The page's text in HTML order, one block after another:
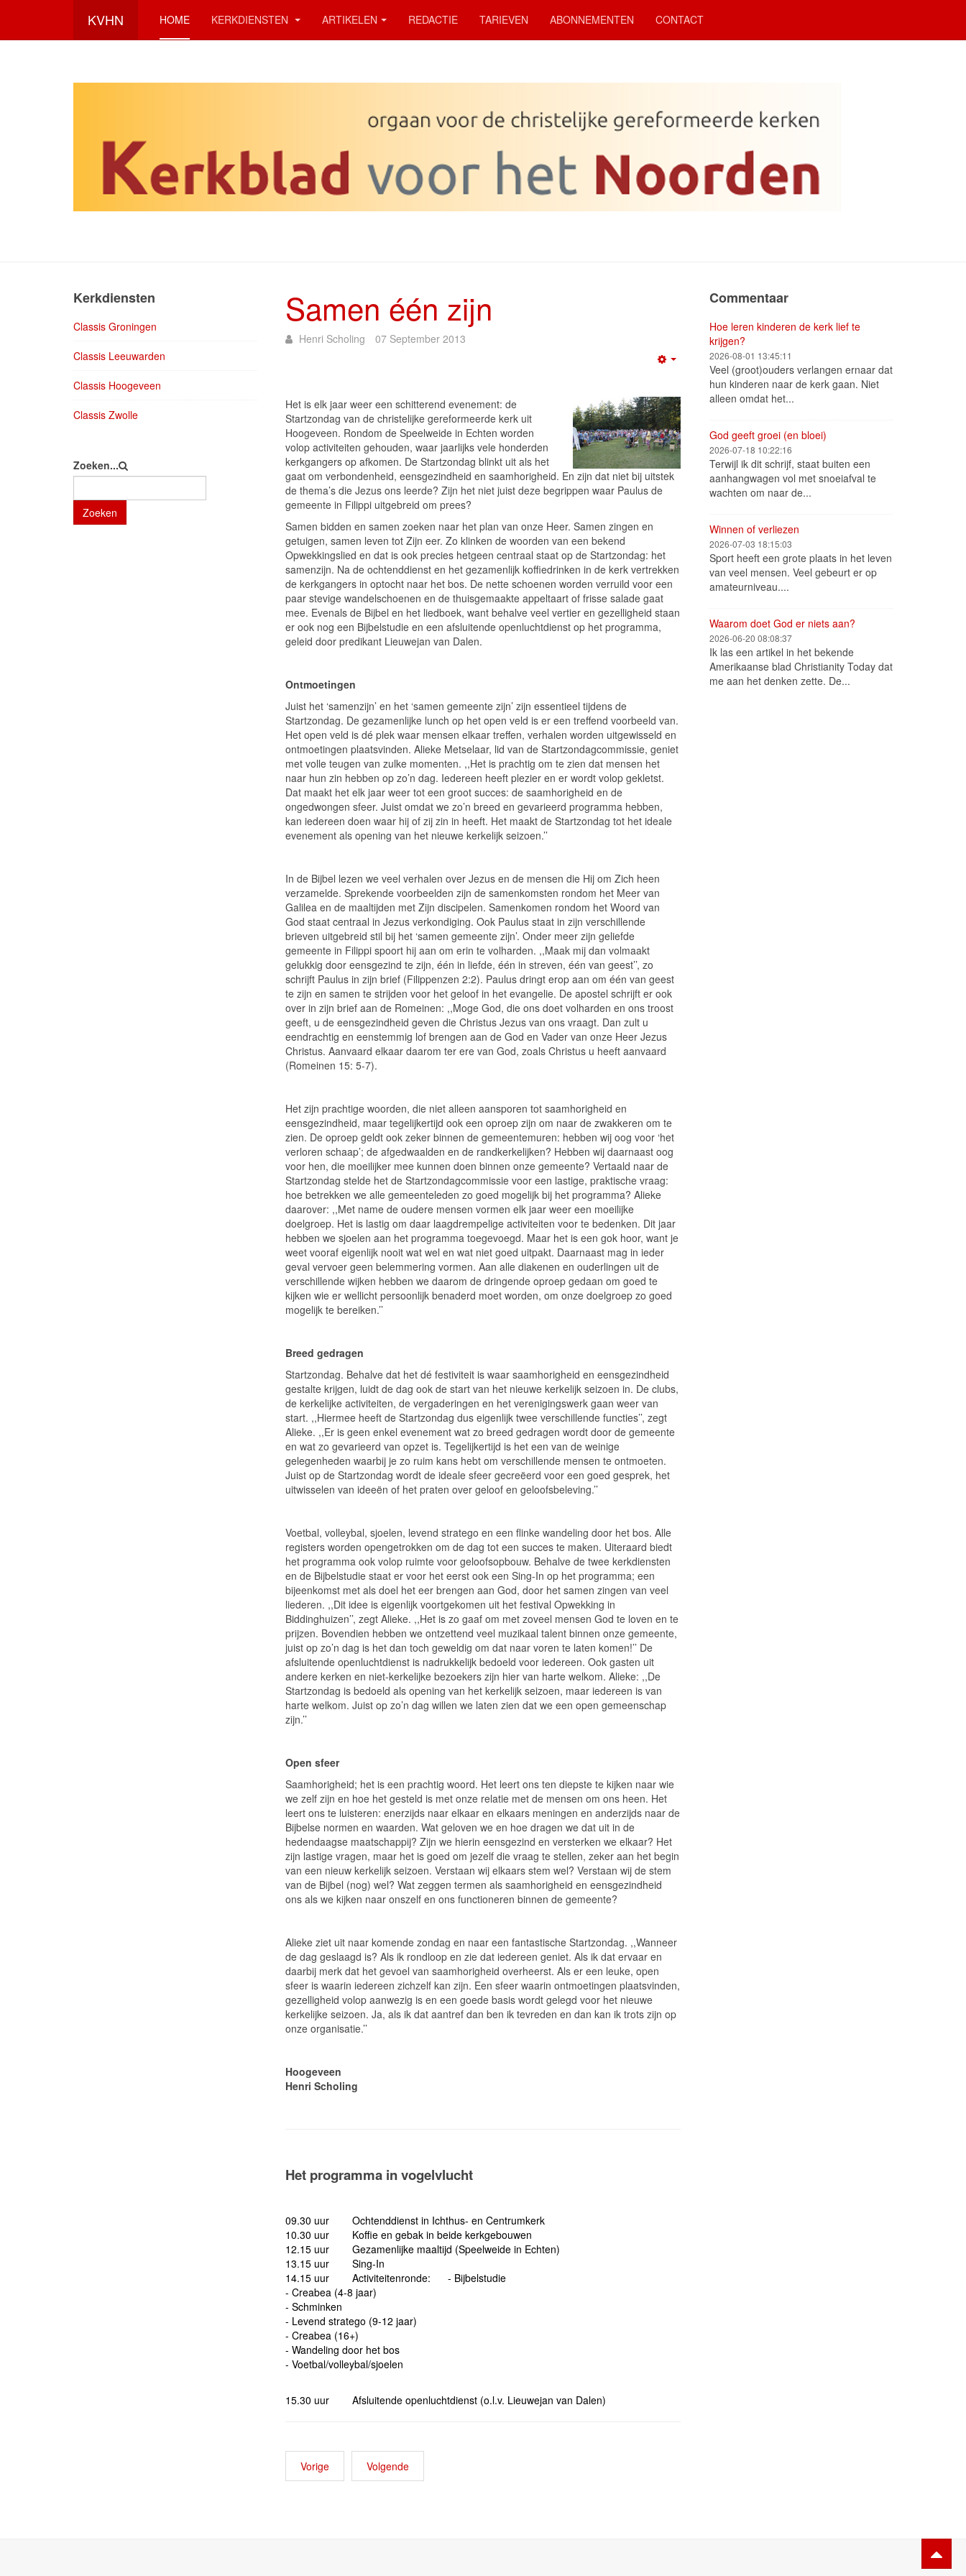
KVHN HOME KERKDIENSTEN ARTIKELEN REDACTIE TARIEVEN ABONNEMENTEN CONTACT
Samen één zijn
Henri Scholing 07 September 2013
Het is elk jaar weer een schitterend evenement: de
Startzondag van de christelijke gereformeerde kerk uit
Hoogeveen. Rondom de Speelweide in Echten worden
volop activiteiten gehouden, waar jaarlijks vele honderden
kerkgangers op afkomen. De Startzondag blinkt uit als het
gaat om verbondenheid, eensgezindheid en saamhorigheid. En zijn dat niet bij uitstek
de thema’s die Jezus ons leerde? Zijn het niet juist deze begrippen waar Paulus de
gemeente in Filippi uitgebreid om prees?
Samen bidden en samen zoeken naar het plan van onze Heer. Samen zingen en
getuigen, samen leven tot Zijn eer. Zo klinken de woorden van een bekend
Opwekkingslied en dat is ook precies hetgeen centraal staat op de Startzondag: het
samenzijn. Na de ochtenddienst en het gezamenlijk koffiedrinken in de kerk vertrekken
de kerkgangers in optocht naar het bos. De nette schoenen worden verruild voor een
paar stevige wandelschoenen en de thuisgemaakte appeltaart of frisse salade gaat
mee. Evenals de Bijbel en het liedboek, want behalve veel vertier en gezelligheid staan
er ook nog een Bijbelstudie en een afsluitende openluchtdienst op het programma,
geleid door predikant Lieuwejan van Dalen.
Ontmoetingen
Juist het ‘samenzijn’ en het ‘samen gemeente zijn’ zijn essentieel tijdens de
Startzondag. De gezamenlijke lunch op het open veld is er een treffend voorbeeld van.
Het open veld is dé plek waar mensen elkaar treffen, verhalen worden uitgewisseld en
ontmoetingen plaatsvinden. Alieke Metselaar, lid van de Startzondagcommissie, geniet
met volle teugen van zulke momenten. ,,Het is prachtig om te zien dat mensen het
naar hun zin hebben op zo’n dag. Iedereen heeft plezier en er wordt volop gekletst.
Dat maakt het elk jaar weer tot een groot succes: de saamhorigheid en de
ongedwongen sfeer. Juist omdat we zo’n breed en gevarieerd programma hebben,
kan iedereen doen waar hij of zij zin in heeft. Het maakt de Startzondag tot het ideale
evenement als opening van het nieuwe kerkelijk seizoen.’’
In de Bijbel lezen we veel verhalen over Jezus en de mensen die Hij om Zich heen
verzamelde. Sprekende voorbeelden zijn de samenkomsten rondom het Meer van
Galilea en de maaltijden met Zijn discipelen. Samenkomen rondom het Woord van
God staat centraal in Jezus verkondiging. Ook Paulus staat in zijn verschillende
brieven uitgebreid stil bij het ‘samen gemeente zijn’. Onder meer zijn geliefde
gemeente in Filippi spoort hij aan om erin te volharden. ,,Maak mij dan volmaakt
gelukkig door eensgezind te zijn, één in liefde, één in streven, één van geest’’, zo
schrijft Paulus in zijn brief (Filippenzen 2:2). Paulus dringt erop aan om één van geest
te zijn en samen te strijden voor het geloof in het evangelie. De apostel schrijft er ook
over in zijn brief aan de Romeinen: ,,Moge God, die ons doet volharden en ons troost
geeft, u de eensgezindheid geven die Christus Jezus van ons vraagt. Dan zult u
eendrachtig en eenstemmig lof brengen aan de God en Vader van onze Heer Jezus
Christus. Aanvaard elkaar daarom ter ere van God, zoals Christus u heeft aanvaard
(Romeinen 15: 5-7).
Het zijn prachtige woorden, die niet alleen aansporen tot saamhorigheid en
eensgezindheid, maar tegelijkertijd ook een oproep zijn om naar de zwakkeren om te
zien. De oproep geldt ook zeker binnen de gemeentemuren: hebben wij oog voor ‘het
verloren schaap’; de afgedwaalden en de randkerkelijken? Hebben wij daarnaast oog
voor hen, die moeilijker mee kunnen doen binnen onze gemeente? Vertaald naar de
Startzondag stelde het de Startzondagcommissie voor een lastige, praktische vraag:
hoe betrekken we alle gemeenteleden zo goed mogelijk bij het programma? Alieke
daarover: ,,Met name de oudere mensen vormen elk jaar weer een moeilijke
doelgroep. Het is lastig om daar laagdrempelige activiteiten voor te bedenken. Dit jaar
hebben we sjoelen aan het programma toegevoegd. Maar het is een gok hoor, want je
weet vooraf eigenlijk nooit wat wel en wat niet goed uitpakt. Daarnaast mag in ieder
geval vervoer geen belemmering vormen. Aan alle diakenen en ouderlingen uit de
verschillende wijken hebben we daarom de dringende oproep gedaan om goed te
kijken wie er wellicht persoonlijk benaderd moet worden, om onze doelgroep zo goed
mogelijk te bereiken.’’
Breed gedragen
Startzondag. Behalve dat het dé festiviteit is waar saamhorigheid en eensgezindheid
gestalte krijgen, luidt de dag ook de start van het nieuwe kerkelijk seizoen in. De clubs,
de kerkelijke activiteiten, de vergaderingen en het verenigingswerk gaan weer van
start. ,,Hiermee heeft de Startzondag dus eigenlijk twee verschillende functies’’, zegt
Alieke. ,,Er is geen enkel evenement wat zo breed gedragen wordt door de gemeente
en wat zo gevarieerd van opzet is. Tegelijkertijd is het een van de weinige
gelegenheden waarbij je zo ruim kans hebt om verschillende mensen te ontmoeten.
Juist op de Startzondag wordt de ideale sfeer gecreëerd voor een goed gesprek, het
uitwisselen van ideeën of het praten over geloof en geloofsbeleving.’’
Voetbal, volleybal, sjoelen, levend stratego en een flinke wandeling door het bos. Alle
registers worden opengetrokken om de dag tot een succes te maken. Uiteraard biedt
het programma ook volop ruimte voor geloofsopbouw. Behalve de twee kerkdiensten
en de Bijbelstudie staat er voor het eerst ook een Sing-In op het programma; een
bijeenkomst met als doel het eer brengen aan God, door het samen zingen van veel
liederen. ,,Dit idee is eigenlijk voortgekomen uit het festival Opwekking in
Biddinghuizen’’, zegt Alieke. ,,Het is zo gaaf om met zoveel mensen God te loven en te
prijzen. Bovendien hebben we ontzettend veel muzikaal talent binnen onze gemeente,
juist op zo’n dag is het dan toch geweldig om dat naar voren te laten komen!’’ De
afsluitende openluchtdienst is nadrukkelijk bedoeld voor iedereen. Ook gasten uit
andere kerken en niet-kerkelijke bezoekers zijn hier van harte welkom. Alieke: ,,De
Startzondag is bedoeld als opening van het kerkelijk seizoen, maar iedereen is van
harte welkom. Juist op zo’n dag willen we laten zien dat we een open gemeenschap
zijn.’’
Open sfeer
Saamhorigheid; het is een prachtig woord. Het leert ons ten diepste te kijken naar wie
we zelf zijn en hoe het gesteld is met onze relatie met de mensen om ons heen. Het
leert ons te luisteren: enerzijds naar elkaar en elkaars meningen en anderzijds naar de
Bijbelse normen en waarden. Wat geloven we en hoe dragen we dat uit in de
hedendaagse maatschappij? Zijn we hierin eensgezind en versterken we elkaar? Het
zijn lastige vragen, maar het is goed om jezelf die vraag te stellen, zeker aan het begin
van een nieuw kerkelijk seizoen. Verstaan wij elkaars stem wel? Verstaan wij de stem
van de Bijbel (nog) wel? Wat zeggen termen als saamhorigheid en eensgezindheid
ons als we kijken naar onszelf en ons functioneren binnen de gemeente?
Alieke ziet uit naar komende zondag en naar een fantastische Startzondag. ,,Wanneer
de dag geslaagd is? Als ik rondloop en zie dat iedereen geniet. Als ik dat ervaar en
daarbij merk dat het gevoel van saamhorigheid overheerst. Als er een leuke, open
sfeer is waarin iedereen zichzelf kan zijn. Een sfeer waarin ontmoetingen plaatsvinden,
gezelligheid volop aanwezig is en een goede basis wordt gelegd voor het nieuwe
kerkelijke seizoen. Ja, als ik dat aantref dan ben ik tevreden en dan kan ik trots zijn op
onze organisatie.’’
Hoogeveen
Henri Scholing
Het programma in vogelvlucht
09.30 uur Ochtenddienst in Ichthus- en Centrumkerk
10.30 uur Koffie en gebak in beide kerkgebouwen
12.15 uur Gezamenlijke maaltijd (Speelweide in Echten)
13.15 uur Sing-In
14.15 uur Activiteitenronde: - Bijbelstudie
- Creabea (4-8 jaar)
- Schminken
- Levend stratego (9-12 jaar)
- Creabea (16+)
- Wandeling door het bos
- Voetbal/volleybal/sjoelen
15.30 uur Afsluitende openluchtdienst (o.l.v. Lieuwejan van Dalen)
Vorige Volgende
Kerkdiensten
Classis Groningen
Classis Leeuwarden
Classis Hoogeveen
Classis Zwolle
Zoeken...
Zoeken
Commentaar
Hoe leren kinderen de kerk lief te
krijgen?
2026-08-01 13:45:11
Veel (groot)ouders verlangen ernaar dat
hun kinderen naar de kerk gaan. Niet
alleen omdat het...
God geeft groei (en bloei)
2026-07-18 10:22:16
Terwijl ik dit schrijf, staat buiten een
aanhangwagen vol met snoeiafval te
wachten om naar de...
Winnen of verliezen
2026-07-03 18:15:03
Sport heeft een grote plaats in het leven
van veel mensen. Veel gebeurt er op
amateurniveau....
Waarom doet God er niets aan?
2026-06-20 08:08:37
Ik las een artikel in het bekende
Amerikaanse blad Christianity Today dat
me aan het denken zette. De...